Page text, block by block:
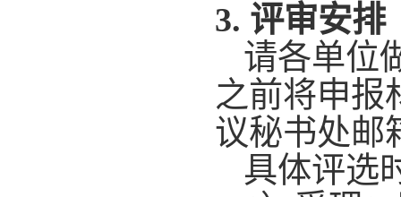
3. 评审安排
请各单位
之前将申报
议秘书处邮
具体评选